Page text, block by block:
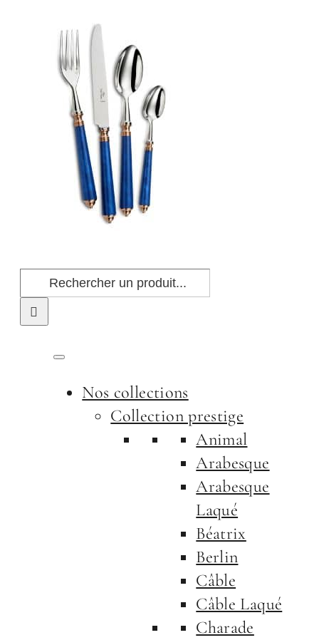
contenu
Rechercher:
Nos collections
Collection prestige
Animal
Arabesque
Arabesque
Laqué
Béatrix
Berlin
Câble
Câble Laqué
Charade